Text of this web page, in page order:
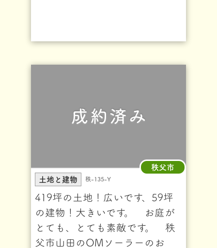
秩父市
土地と建物
秩-135-Y
419坪の土地！広いです、59坪
の建物！大きいです。 お庭が
とても、とても素敵です。 秩
父市山田のOMソーラーのお